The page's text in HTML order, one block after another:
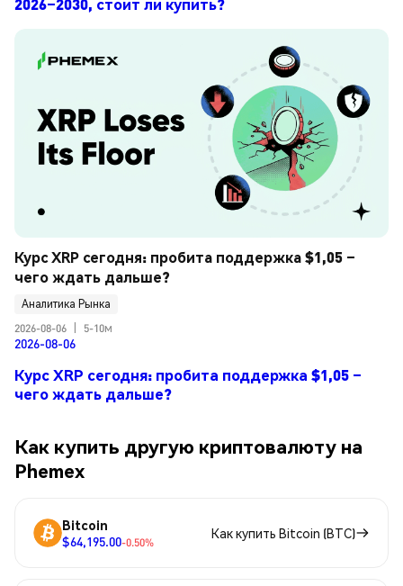
2026–2030, стоит ли купить?
Курс XRP сегодня: пробита поддержка $1,05 –
чего ждать дальше?
Аналитика Рынка
2026-08-06
5-10м
2026-08-06
Курс XRP сегодня: пробита поддержка $1,05 –
чего ждать дальше?
Как купить другую криптовалюту на
Phemex
Bitcoin
$64,195.00-0.50%
Как купить Bitcoin (BTC)